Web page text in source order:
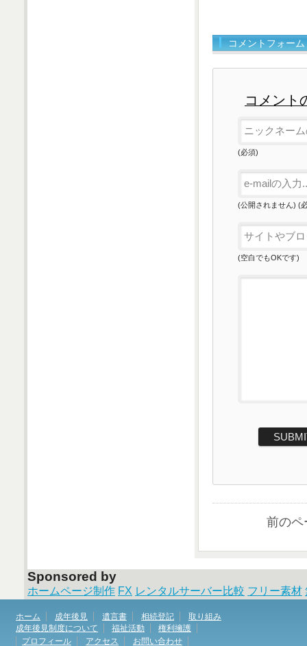
コメントフォーム
コメント
(必須)
(公開されません) (
(空白でもOKです)
前のペ
Sponsored by
ホームページ制作 FX レンタルサーバー比較 フリー素材
ホーム 成年後見 遺言書 相続登記
取り組み
成年後見制度について
福祉活動
権利擁護
プロフィール
アクセス お問い合わせ